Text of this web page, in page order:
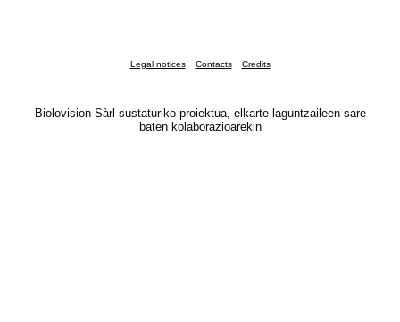
Legal notices Contacts Credits
Biolovision Sàrl sustaturiko proiektua, elkarte laguntzaileen sare
baten kolaborazioarekin